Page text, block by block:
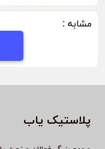
مشابه :
پلاستیک یاب